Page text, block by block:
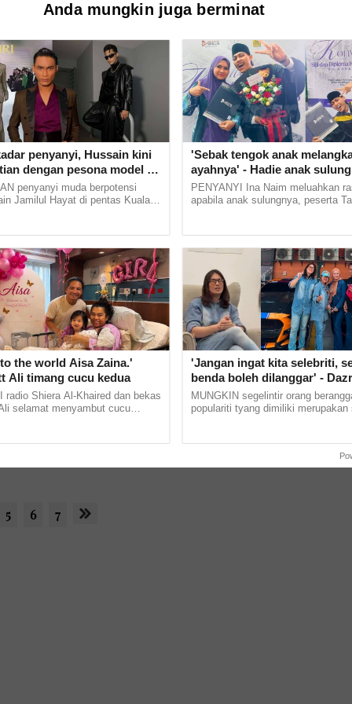
kembali bergelar isteri
pandai jaga anak autisme’ – Shila
Ubai didik Seth walau hanya bapa tiri
dedah sudah bertunang, perkenal bapa
mereka berdua tiada pertalian
suami, bukan semua yang bernama tiri
Amzah
5 6 7
Anda mungkin juga berminat
penyanyi, Hussain kini
dengan pesona model di
dan maskulin betul dia
penyanyi muda berpotensi
Jamilul Hayat di pentas Kuala
the world Aisa Zaina.'
Ali timang cucu kedua
radio Shiera Al-Khaired dan bekas
selamat menyambut cucu
'Sebak tengok anak
ayahnya' - Hadie anak
Saad konvokesyen, Ina Naim
sayu
PENYANYI Ina Naim meluahkan
apabila anak sulungnya, peserta
'Jangan ingat kita selebriti,
benda boleh dilanggar' -
Kamarudin utamakan
populariti bukan tiket abaikan
MUNGKIN segelintir orang
populariti tyang dimiliki merupakan